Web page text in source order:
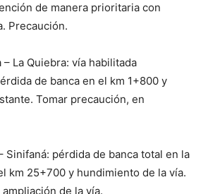
de manera prioritaria con
Precaución.
– La Quiebra: vía habilitada
de banca en el km 1+800 y
Tomar precaución, en
Sinifaná: pérdida de banca total en la
km 25+700 y hundimiento de la vía.
de la vía.